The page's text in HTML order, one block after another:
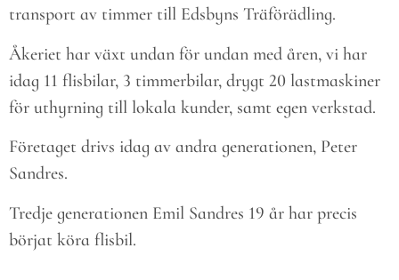
transport av timmer till Edsbyns Träförädling.
Åkeriet har växt undan för undan med åren, vi har
idag 11 flisbilar, 3 timmerbilar, drygt 20 lastmaskiner
för uthyrning till lokala kunder, samt egen verkstad.
Företaget drivs idag av andra generationen, Peter
Sandres.
Tredje generationen Emil Sandres 19 år har precis
börjat köra flisbil.